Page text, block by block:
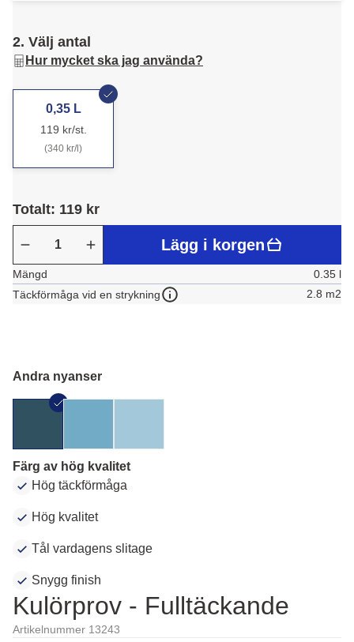
2. Välj antal
Hur mycket ska jag använda?
0,35 L
119 kr/st.
(340 kr/l)
Totalt: 119 kr
Lägg i korgen
Mängd
0.35 l
Täckförmåga vid en strykning
2.8 m2
Andra nyanser
Färg av hög kvalitet
Hög täckförmåga
Hög kvalitet
Tål vardagens slitage
Snygg finish
Kulörprov - Fulltäckande
Artikelnummer 13243